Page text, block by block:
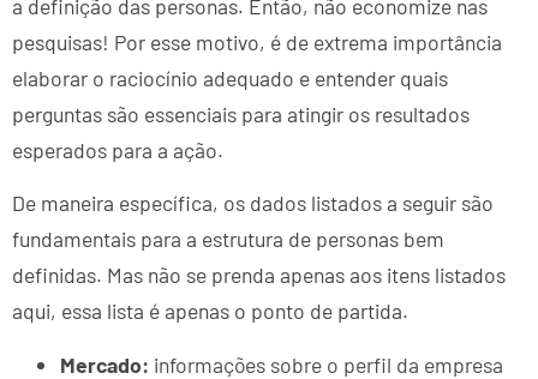
a definição das personas. Então, não economize nas
pesquisas! Por esse motivo, é de extrema importância
elaborar o raciocínio adequado e entender quais
perguntas são essenciais para atingir os resultados
esperados para a ação.
De maneira específica, os dados listados a seguir são
fundamentais para a estrutura de personas bem
definidas. Mas não se prenda apenas aos itens listados
aqui, essa lista é apenas o ponto de partida.
Mercado: informações sobre o perfil da empresa